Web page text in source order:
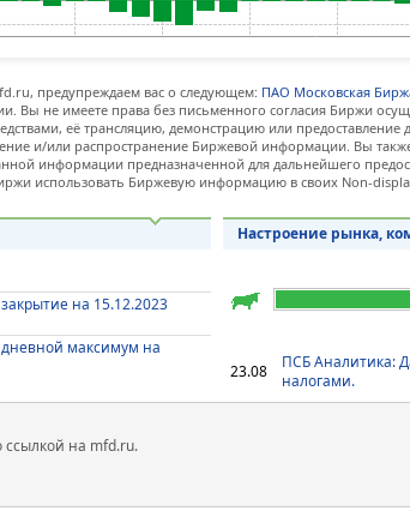
предупреждаем вас о следующем: ПАО Московская
Вы не имеете права без письменного согласия Биржи
её трансляцию, демонстрацию или
и/или распространение Биржевой информации. Вы
информации предназначенной для дальнейшего
использовать Биржевую информацию в своих Non-
на 15.12.2023
максимум на
Настроение рынка,
23.08
ПСБ Аналитика:
налогами.
на mfd.ru.